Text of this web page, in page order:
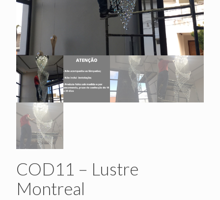
COD11 – Lustre
Montreal